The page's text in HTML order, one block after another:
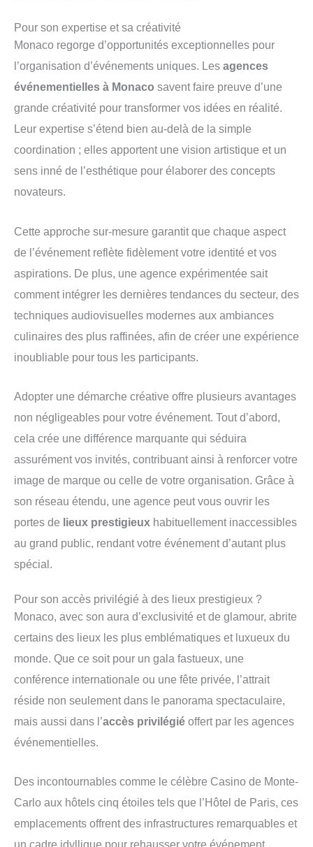
Pour son expertise et sa créativité
Monaco regorge d’opportunités exceptionnelles pour
l’organisation d’événements uniques. Les agences
événementielles à Monaco savent faire preuve d’une
grande créativité pour transformer vos idées en réalité.
Leur expertise s’étend bien au-delà de la simple
coordination ; elles apportent une vision artistique et un
sens inné de l’esthétique pour élaborer des concepts
novateurs.
Cette approche sur-mesure garantit que chaque aspect
de l’événement reflète fidèlement votre identité et vos
aspirations. De plus, une agence expérimentée sait
comment intégrer les dernières tendances du secteur, des
techniques audiovisuelles modernes aux ambiances
culinaires des plus raffinées, afin de créer une expérience
inoubliable pour tous les participants.
Adopter une démarche créative offre plusieurs avantages
non négligeables pour votre événement. Tout d’abord,
cela crée une différence marquante qui séduira
assurément vos invités, contribuant ainsi à renforcer votre
image de marque ou celle de votre organisation. Grâce à
son réseau étendu, une agence peut vous ouvrir les
portes de lieux prestigieux habituellement inaccessibles
au grand public, rendant votre événement d’autant plus
spécial.
Pour son accès privilégié à des lieux prestigieux ?
Monaco, avec son aura d’exclusivité et de glamour, abrite
certains des lieux les plus emblématiques et luxueux du
monde. Que ce soit pour un gala fastueux, une
conférence internationale ou une fête privée, l’attrait
réside non seulement dans le panorama spectaculaire,
mais aussi dans l’accès privilégié offert par les agences
événementielles.
Des incontournables comme le célèbre Casino de Monte-
Carlo aux hôtels cinq étoiles tels que l’Hôtel de Paris, ces
emplacements offrent des infrastructures remarquables et